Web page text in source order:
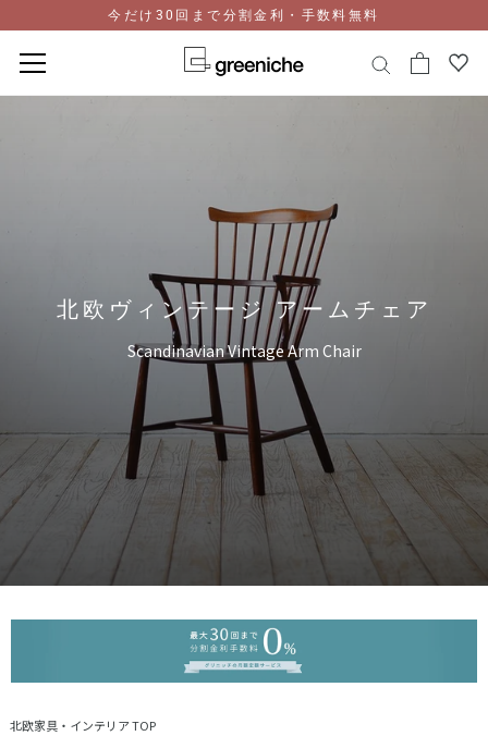
今だけ30回まで分割金利・手数料無料
北欧ヴィンテージ アームチェア
Scandinavian Vintage Arm Chair
北欧家具・インテリア TOP